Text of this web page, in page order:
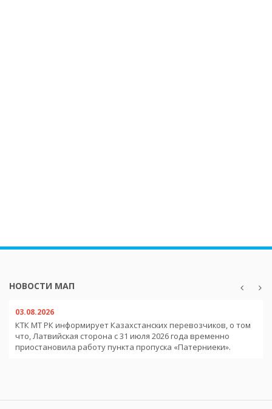
НОВОСТИ МАП
03.08.2026
КТК МТ РК информирует Казахстанских перевозчиков, о том
что, Латвийская сторона с 31 июля 2026 года временно
приостановила работу пункта пропуска «Патерниеки».